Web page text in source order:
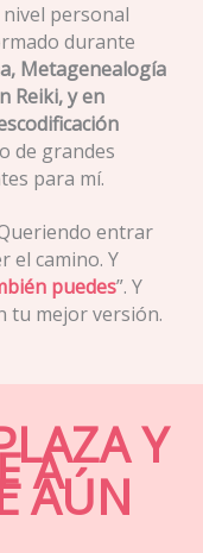
personal
durante
Metagenealogía
Reiki, yen
de grandes
para mí.
entrar
el camino. Y
puedes”. Y
tu mejor versión.
Y
A
AÚN